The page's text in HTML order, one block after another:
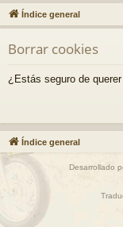
ac
es
rá
pi
s
os
Índice general
Borrar cookies
¿Estás seguro de
Índice general
Desarrollado